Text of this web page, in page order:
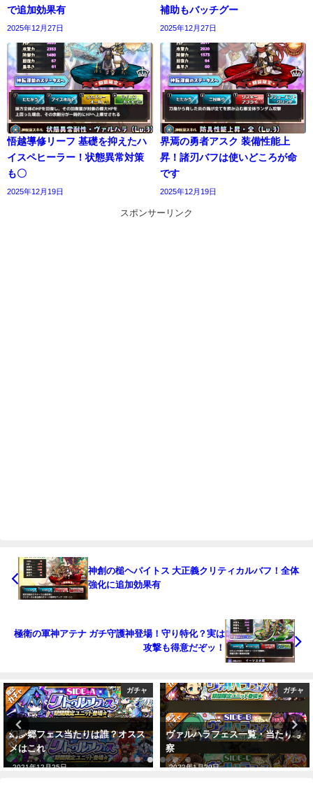
で追加効果有
2025年12月27日
補助もバッチグー
2025年12月27日
悟越導修リーフ 基礎を抑えたハ
イスペヒーラー！状態異常対策
も〇
2025年12月19日
界焉の勇者アスク 装備性能上
昇！諸刃バフは使いどころが命
です
2025年12月19日
スポンサーリンク
神創の槌ヘパイトス 大正義クリティカルバフ！全体
強化に追加効果有
極衛の軍神アテナ ガチ守護神登場！守り特化？実は
攻撃も得意だぞッ！
ガチャ
幻夢郷フェス当たりは誰？オスス
メはこれ
2021年12月25日
ガチャ
ヴァルハラフェス一覧・当たり考
察
2022年1月29日